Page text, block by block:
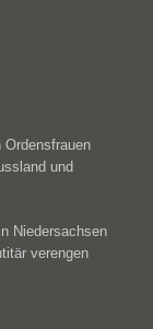
und
Niedersachsen
verengen